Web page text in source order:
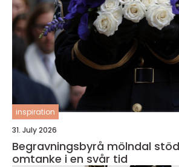
inspiration
31. July 2026
Begravningsbyrå mölndal stöd, struktur och
omtanke i en svår tid